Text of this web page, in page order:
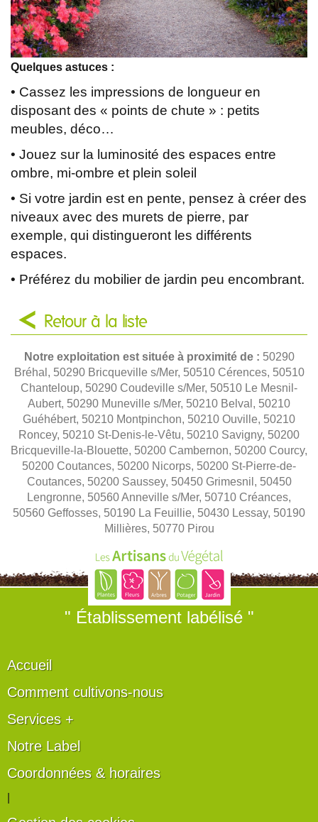
Quelques astuces :
• Cassez les impressions de longueur en
disposant des « points de chute » : petits
meubles, déco…
• Jouez sur la luminosité des espaces entre
ombre, mi-ombre et plein soleil
• Si votre jardin est en pente, pensez à créer des
niveaux avec des murets de pierre, par
exemple, qui distingueront les différents
espaces.
• Préférez du mobilier de jardin peu encombrant.
Retour à la liste
Notre exploitation est située à proximité de : 50290
Bréhal, 50290 Bricqueville s/Mer, 50510 Cérences, 50510
Chanteloup, 50290 Coudeville s/Mer, 50510 Le Mesnil-
Aubert, 50290 Muneville s/Mer, 50210 Belval, 50210
Guéhébert, 50210 Montpinchon, 50210 Ouville, 50210
Roncey, 50210 St-Denis-le-Vêtu, 50210 Savigny, 50200
Bricqueville-la-Blouette, 50200 Cambernon, 50200 Courcy,
50200 Coutances, 50200 Nicorps, 50200 St-Pierre-de-
Coutances, 50200 Saussey, 50450 Grimesnil, 50450
Lengronne, 50560 Anneville s/Mer, 50710 Créances,
50560 Geffosses, 50190 La Feuillie, 50430 Lessay, 50190
Millières, 50770 Pirou
" Établissement labélisé "
Accueil
Comment cultivons-nous
Services +
Notre Label
Coordonnées & horaires